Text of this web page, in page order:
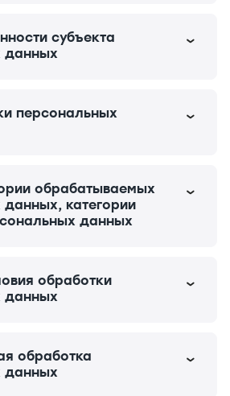
субъекта
данных
персональных
обрабатываемых
категории
данных
обработки
данных
обработка
данных